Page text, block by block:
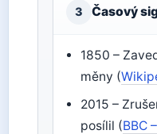
3 Časový
1850 –
měny (
2015 –
posílil (BBC